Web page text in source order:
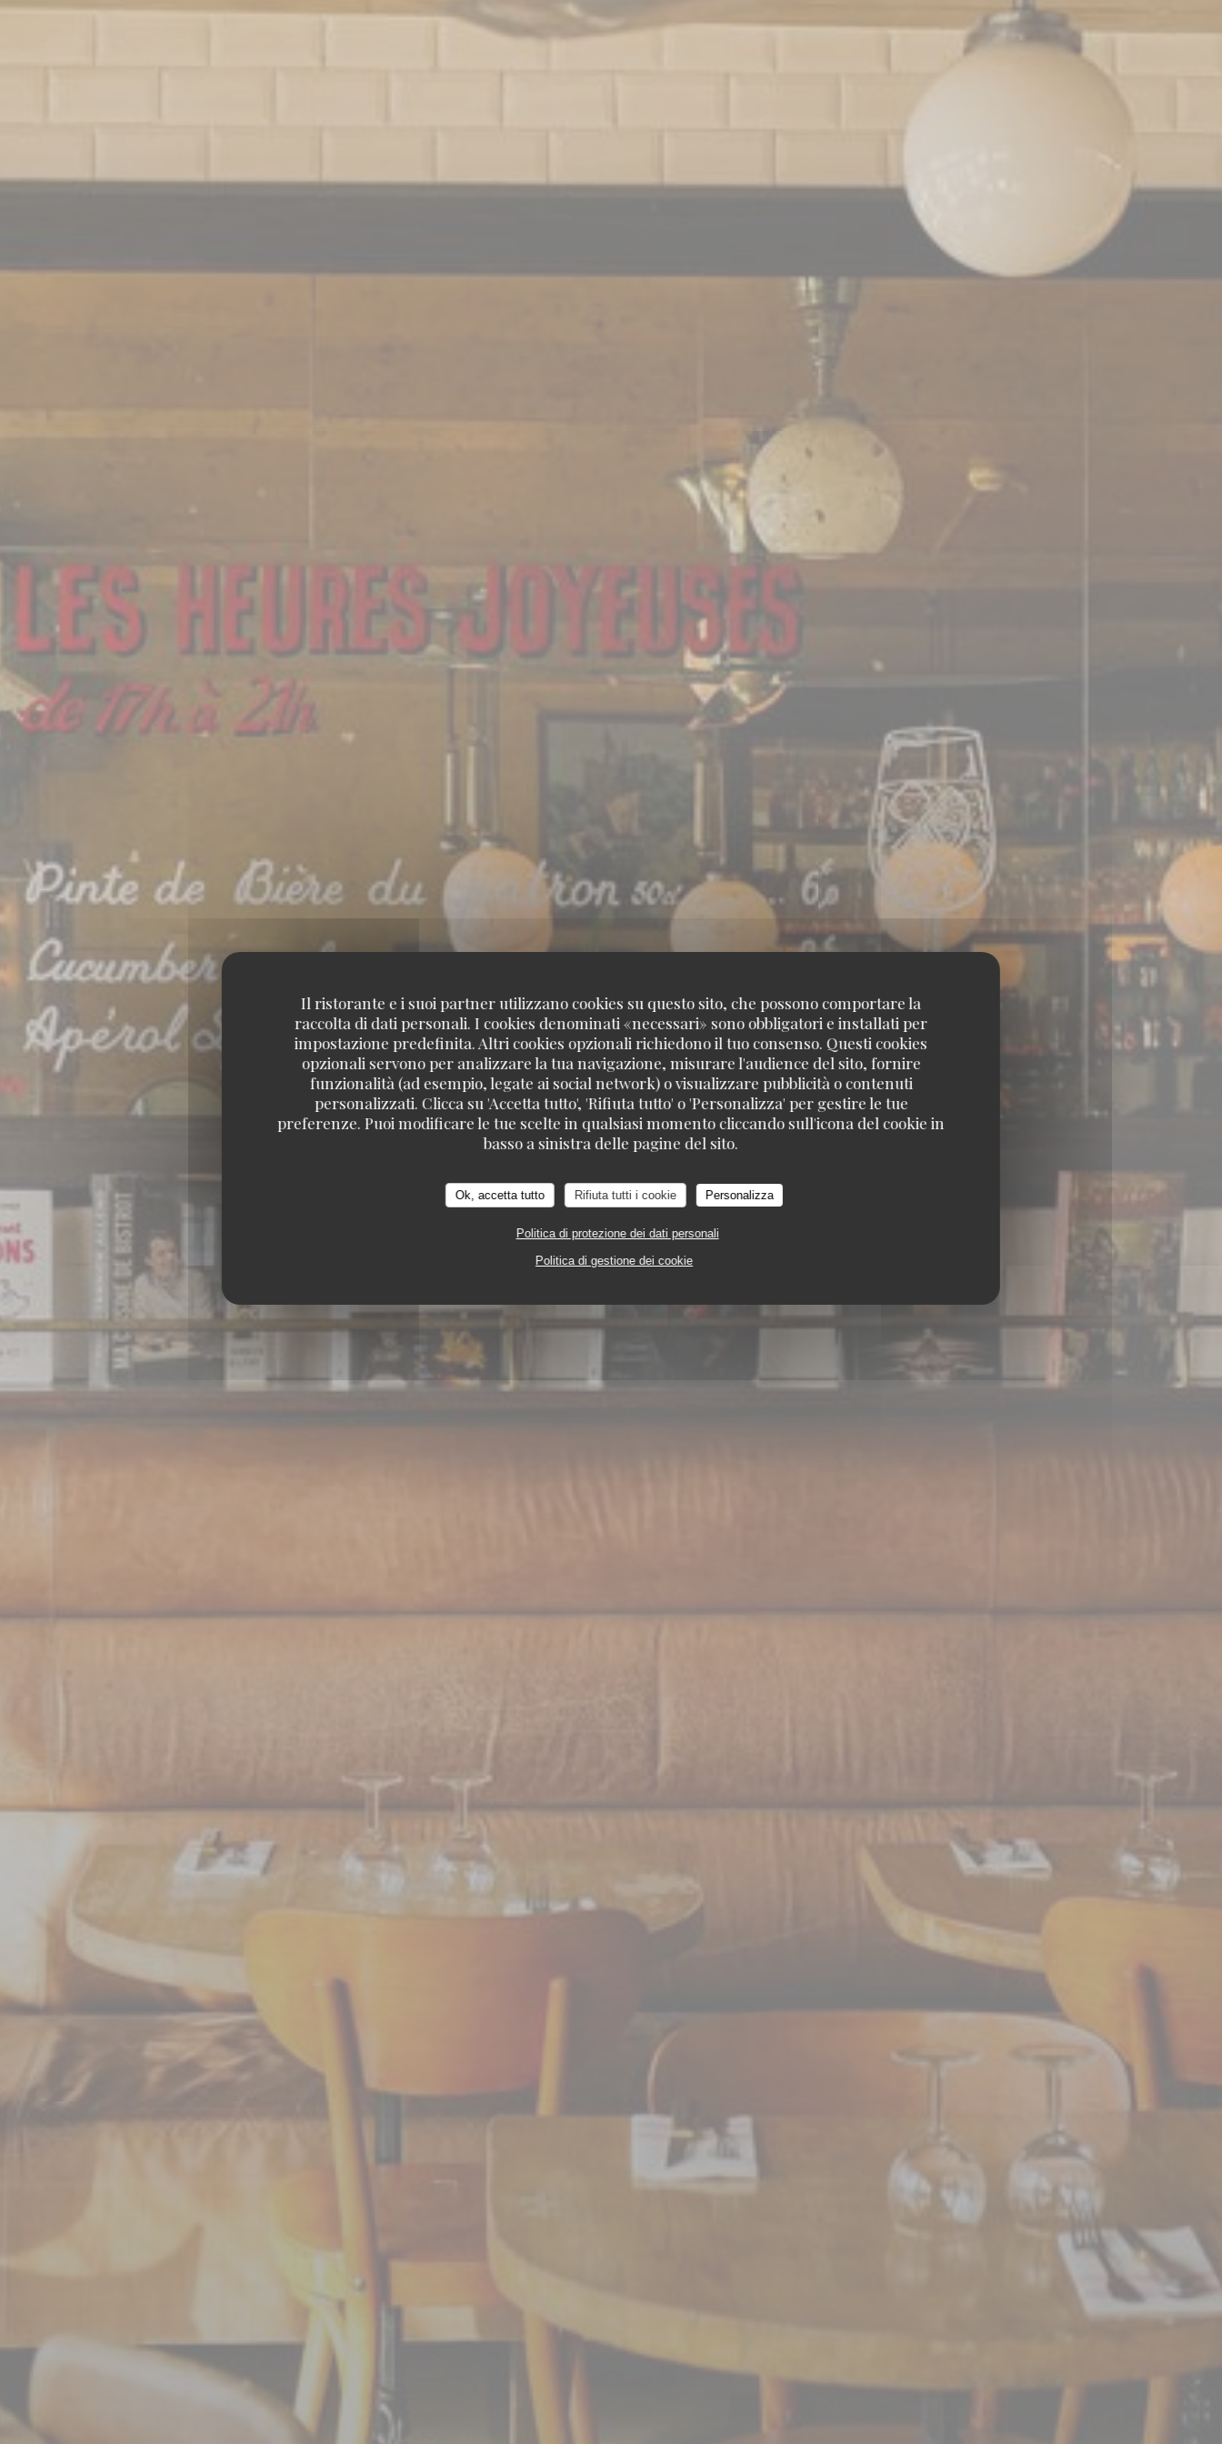
Il ristorante e i suoi partner utilizzano cookies su questo sito, che possono comportare la
raccolta di dati personali. I cookies denominati «necessari» sono obbligatori e installati per
impostazione predefinita. Altri cookies opzionali richiedono il tuo consenso. Questi cookies
opzionali servono per analizzare la tua navigazione, misurare l'audience del sito, fornire
funzionalità (ad esempio, legate ai social network) o visualizzare pubblicità o contenuti
personalizzati. Clicca su 'Accetta tutto', 'Rifiuta tutto' o 'Personalizza' per gestire le tue
preferenze. Puoi modificare le tue scelte in qualsiasi momento cliccando sull'icona del cookie in
basso a sinistra delle pagine del sito.
Ok, accetta tutto Rifiuta tutti i cookie Personalizza
Politica di protezione dei dati personali
Politica di gestione dei cookie